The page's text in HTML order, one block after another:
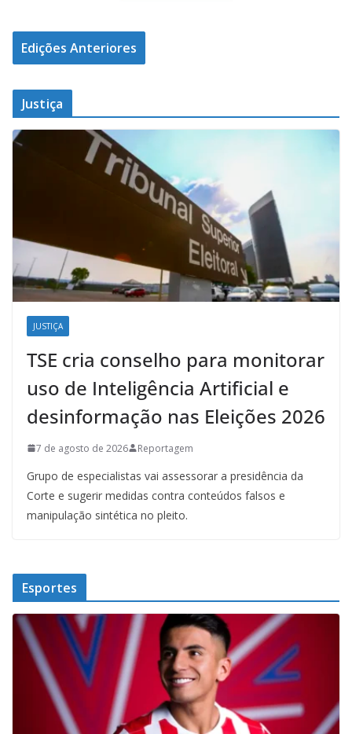
Edições Anteriores
Justiça
JUSTIÇA
TSE cria conselho para monitorar
uso de Inteligência Artificial e
desinformação nas Eleições 2026
7 de agosto de 2026 Reportagem
Grupo de especialistas vai assessorar a presidência da
Corte e sugerir medidas contra conteúdos falsos e
manipulação sintética no pleito.
Esportes